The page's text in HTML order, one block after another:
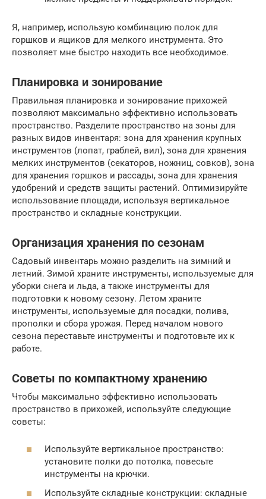
Я, например, использую комбинацию полок для
горшков и ящиков для мелкого инструмента. Это
позволяет мне быстро находить все необходимое.
Планировка и зонирование
Правильная планировка и зонирование прихожей
позволяют максимально эффективно использовать
пространство. Разделите пространство на зоны для
разных видов инвентаря: зона для хранения крупных
инструментов (лопат, граблей, вил), зона для хранения
мелких инструментов (секаторов, ножниц, совков), зона
для хранения горшков и рассады, зона для хранения
удобрений и средств защиты растений. Оптимизируйте
использование площади, используя вертикальное
пространство и складные конструкции.
Организация хранения по сезонам
Садовый инвентарь можно разделить на зимний и
летний. Зимой храните инструменты, используемые для
уборки снега и льда, а также инструменты для
подготовки к новому сезону. Летом храните
инструменты, используемые для посадки, полива,
прополки и сбора урожая. Перед началом нового
сезона переставьте инструменты и подготовьте их к
работе.
Советы по компактному хранению
Чтобы максимально эффективно использовать
пространство в прихожей, используйте следующие
советы:
Используйте вертикальное пространство:
установите полки до потолка, повесьте
инструменты на крючки.
Используйте складные конструкции: складные